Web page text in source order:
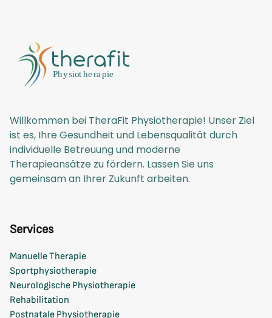
Willkommen bei TheraFit Physiotherapie! Unser Ziel
ist es, Ihre Gesundheit und Lebensqualität durch
individuelle Betreuung und moderne
Therapieansätze zu fördern. Lassen Sie uns
gemeinsam an Ihrer Zukunft arbeiten.
Services
Manuelle Therapie
Sportphysiotherapie
Neurologische Physiotherapie
Rehabilitation
Postnatale Physiotherapie